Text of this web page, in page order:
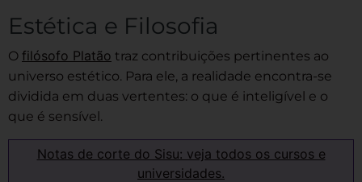
Estética e Filosofia
O filósofo Platão traz contribuições pertinentes ao
universo estético. Para ele, a realidade encontra-se
dividida em duas vertentes: o que é inteligível e o
que é sensível.
Notas de corte do Sisu: veja todos os cursos e
universidades.